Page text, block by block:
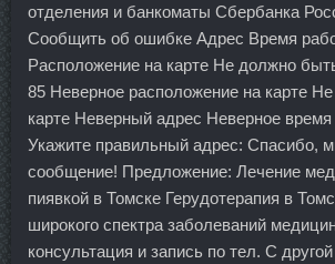
отделения и банкоматы Сбербанка
Сообщить об ошибке Адрес Время
Расположение на карте Не должно
85 Неверное расположение на карте
карте Неверный адрес Неверное
Укажите правильный адрес: Спасибо,
сообщение! Предложение: Лечение
пиявкой в Томске Герудотерапия в
широкого спектра заболеваний
консультация и запись по тел. С